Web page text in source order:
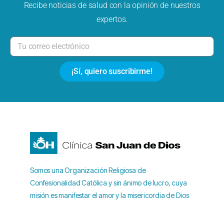
Recibe noticias de salud con la opinión de nuestros
expertos.
¡Sí, quiero suscribirme!
Somos una Organización Religiosa de
Confesionalidad Católica y sin ánimo de lucro, cuya
misión es manifestar el amor y la misericordia de Dios